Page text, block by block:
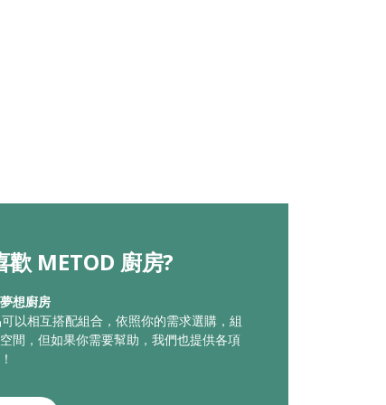
歡 METOD 廚房?
想廚房
以相互搭配組合，依照你的需求選購，組
間，但如果你需要幫助，我們也提供各項